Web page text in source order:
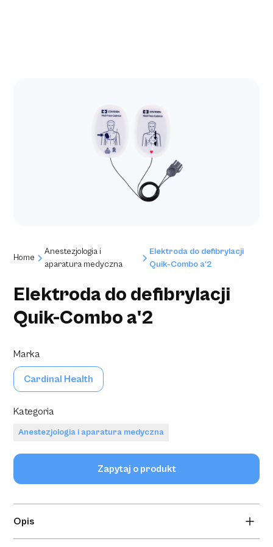
Home
Anestezjologia i
aparatura medyczna
Elektroda do defibrylacji
Quik-Combo a'2
Elektroda do defibrylacji
Quik-Combo a'2
Marka
Cardinal Health
Kategoria
Anestezjologia i aparatura medyczna
Zapytaj o produkt
Opis